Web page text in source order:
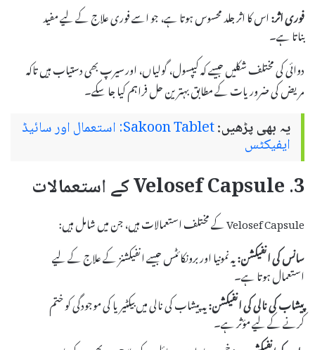
فوری اثر:اس کا اثر جلد محسوس ہوتا ہے، جو اسے فوری علاج کے لیے مفید
بناتا ہے۔
دوائی کی مختلف شکلیں جیسے کہ کیپسول، گولیاں، اور سیرپ بھی دستیاب ہیں تاکہ
مریض کی ضروریات کے مطابق بہترین حل فراہم کیا جا سکے۔
یہ بھی پڑھیں: Sakoon Tablet: استعمال اور سائیڈ
ایفیکٹس
3. Velosef Capsule کے استعمالات
Velosef Capsule کے مختلف استعمالات ہیں، جن میں شامل ہیں:
سانس کی انفیکشن:یہ نمونیا اور برونکائٹس جیسے انفیکشنز کے علاج کے لیے
استعمال ہوتا ہے۔
پیشاب کی نالی کی انفیکشن:یہ پیشاب کی نالی میں بیکٹیریا کی موجودگی کو ختم
کرنے کے لیے مؤثر ہے۔